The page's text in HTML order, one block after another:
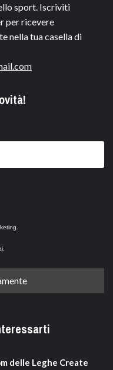
sport. Iscriviti
per ricevere
nella tua casella di
delle Leghe Create